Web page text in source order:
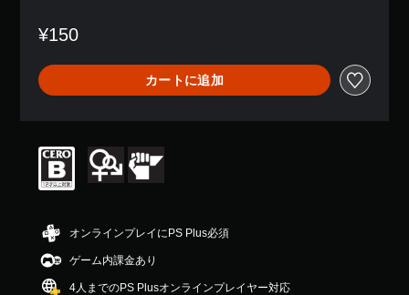
あ
ま
せ
ん
¥150
カートに追加
オンラインプレイにPS Plus必須
ゲーム内課金あり
4人までのPS Plusオンラインプレイヤー対応